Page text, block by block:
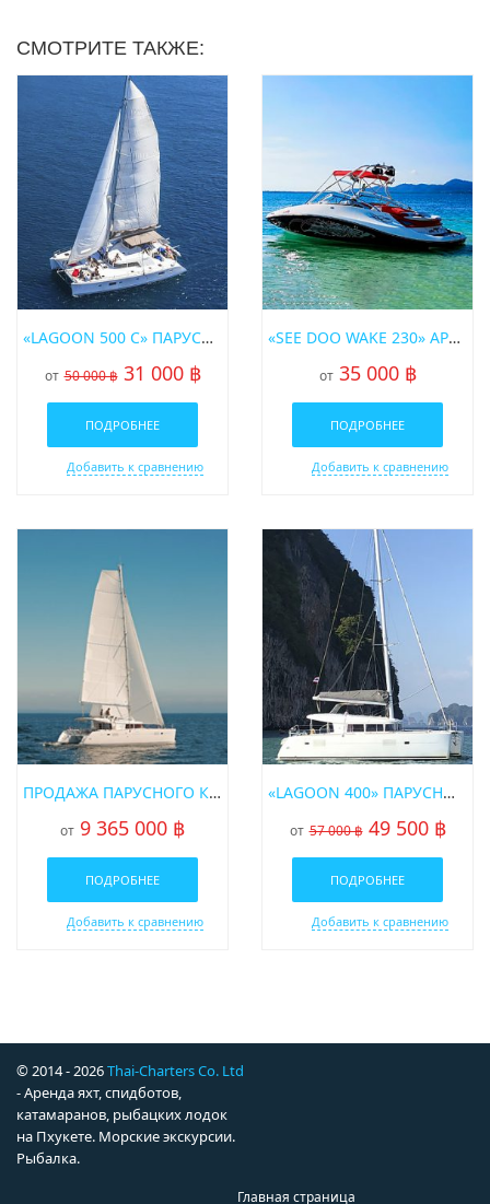
СМОТРИТЕ ТАКЖЕ:
«LAGOON 500 C» ПАРУСНЫЙ КАТАМАРАН
от 50 000 ฿ 31 000 ฿
ПОДРОБНЕЕ
Добавить к сравнению
«SEE DOO WAKE 230» АРЕНДА КАТЕРА НА ПХУКЕТЕ
от 35 000 ฿
ПОДРОБНЕЕ
Добавить к сравнению
ПРОДАЖА ПАРУСНОГО КАТАМАРАНА «LEOPARD 39»
от 9 365 000 ฿
ПОДРОБНЕЕ
Добавить к сравнению
«LAGOON 400» ПАРУСНЫЙ КАТАМАРАН
от 57 000 ฿ 49 500 ฿
ПОДРОБНЕЕ
Добавить к сравнению
© 2014 - 2026Thai-Charters Co. Ltd
- Аренда яхт, спидботов,
катамаранов, рыбацких лодок
на Пхукете. Морские экскурсии.
Рыбалка.
Главная страница